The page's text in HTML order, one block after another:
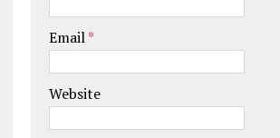
Email*
Website